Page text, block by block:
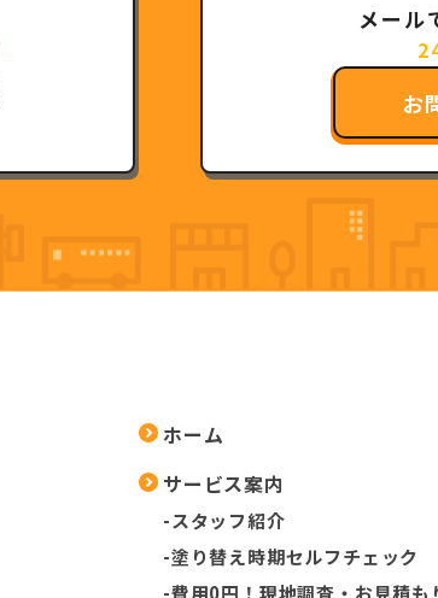
メール
お
ホーム
サービス案内
-スタッフ紹介
-塗り替え時期セルフチェック
-費用0円！現地調査・お見積も